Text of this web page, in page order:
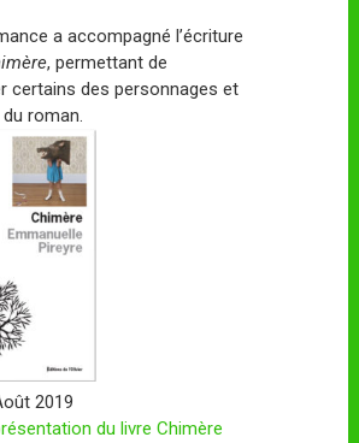
a accompagné l’écriture
, permettant de
certains des personnages et
roman.
2019
du livre Chimère